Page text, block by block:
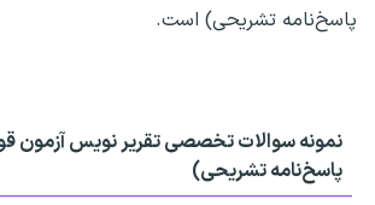
پاسخ‌نامه تشریحی) است.
نمونه سوالات تخصصی تقریر نویس آزمون
پاسخ‌نامه تشریحی)